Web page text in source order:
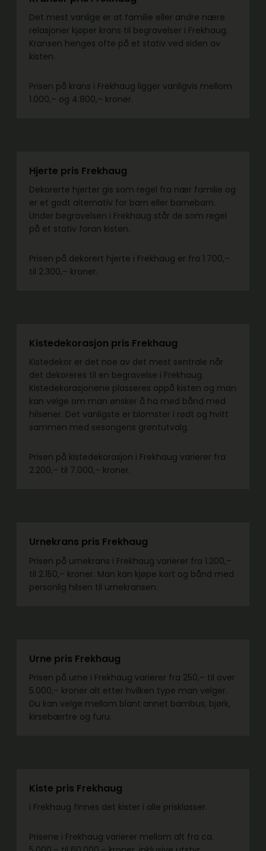
Det mest vanlige er at familie eller andre nære
relasjoner kjøper krans til begravelser i Frekhaug.
Kransen henges ofte på et stativ ved siden av
kisten.
Prisen på krans i Frekhaug ligger vanligvis mellom
1.000,– og 4.800,– kroner.
Hjerte pris Frekhaug
Dekorerte hjerter gis som regel fra nær familie og
er et godt alternativ for barn eller barnebarn.
Under begravelsen i Frekhaug står de som regel
på et stativ foran kisten.
Prisen på dekorert hjerte i Frekhaug er fra 1.700,–
til 2.300,– kroner.
Kistedekorasjon pris Frekhaug
Kistedekor er det noe av det mest sentrale når
det dekoreres til en begravelse i Frekhaug.
Kistedekorasjonene plasseres oppå kisten og man
kan velge om man ønsker å ha med bånd med
hilsener. Det vanligste er blomster i rødt og hvitt
sammen med sesongens grøntutvalg.
Prisen på kistedekorasjon i Frekhaug varierer fra
2.200,– til 7.000,– kroner.
Urnekrans pris Frekhaug
Prisen på urnekrans i Frekhaug varierer fra 1.200,–
til 2.150,– kroner. Man kan kjøpe kort og bånd med
personlig hilsen til urnekransen.
Urne pris Frekhaug
Prisen på urne i Frekhaug varierer fra 250,– til over
5.000,– kroner alt etter hvilken type man velger.
Du kan velge mellom blant annet bambus, bjørk,
kirsebærtre og furu.
Kiste pris Frekhaug
i Frekhaug finnes det kister i alle prisklasser.
Prisene i Frekhaug varierer mellom alt fra ca.